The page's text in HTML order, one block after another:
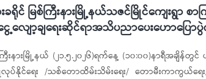
ခရိုင် မြစ်ကြီးနားမြို့နယ်သဇင်မြိုင်ကျေးရွ
လျော့ချရေးဆိုင်ရာအသိပညာပေးဟောပြောပွဲ
ြီးနားမြို့နယ် (၂၁.၅.၂၀၂၆)ရက်နေ့ (၁၀:၀၀)နာရီအချိ
ပ်နိုင်ရေး /သစ်တောထိမ်းသိမ်းရေး/ တောမီးကာကွယ်ရေး/